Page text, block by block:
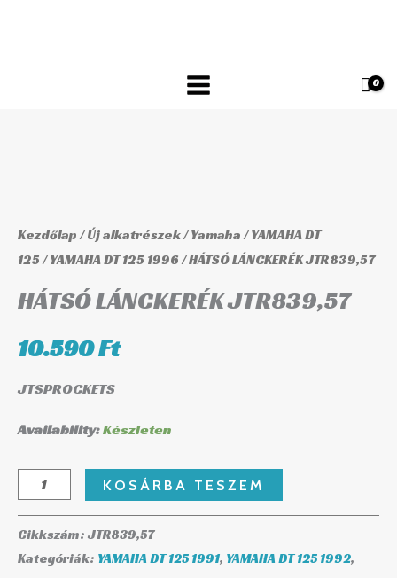
Kezdőlap/Új alkatrészek/Yamaha/YAMAHA DT
125/YAMAHA DT 125 1996/ HÁTSÓ LÁNCKERÉK JTR839,57
HÁTSÓ LÁNCKERÉK JTR839,57
10.590Ft
JTSPROCKETS
Availability:Készleten
JTR839,57
mennyiség
KOSÁRBA TESZEM
Cikkszám: JTR839,57
Kategóriák: YAMAHA DT 125 1991, YAMAHA DT 125 1992,